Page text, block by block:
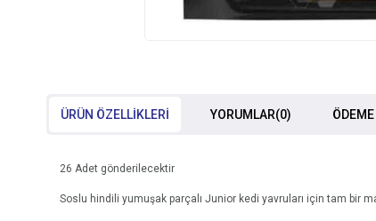
ÜRÜN ÖZELLIKLERI YORUMLAR(0)
26 Adet gönderilecektir
Soslu hindili yumuşak parçalı Junior kedi yavruları için tam bir